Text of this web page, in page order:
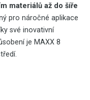
materiálů až do šíře
pro náročné aplikace
své inovativní
je MAXX 8